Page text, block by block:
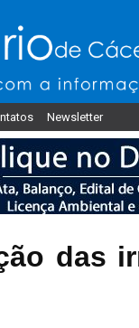
Newsletter
das